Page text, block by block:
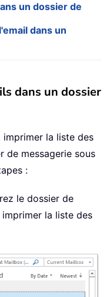
un dossier de
dans un
dans un dossier
la liste des
de messagerie sous
:
le dossier de
la liste des